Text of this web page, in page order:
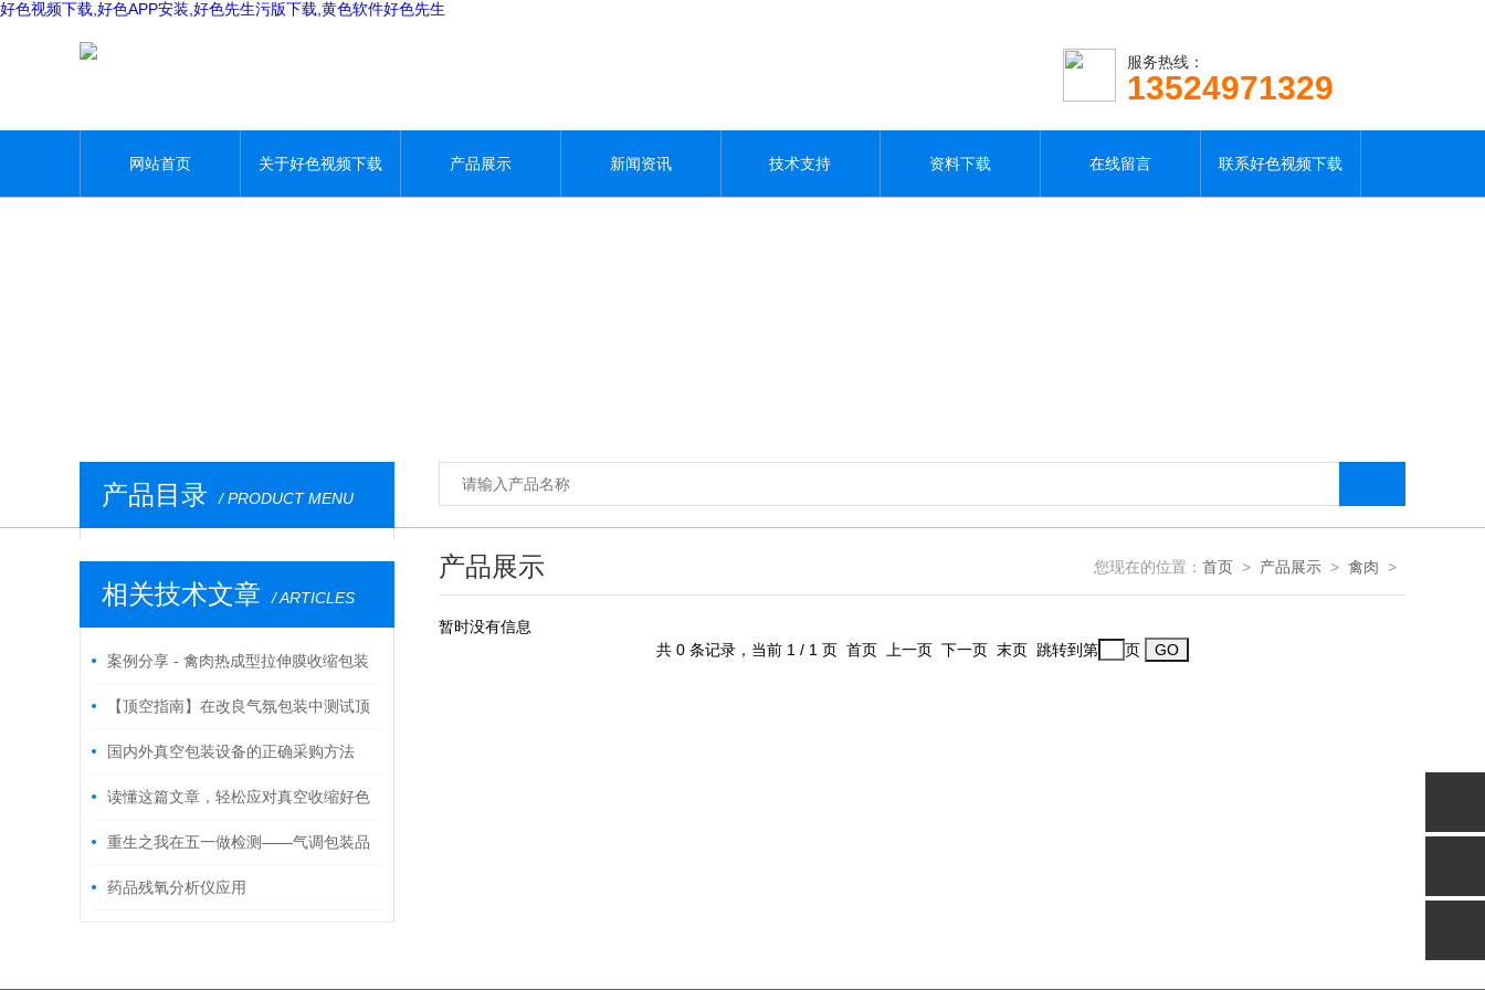
好色视频下载,好色APP安装,好色先生污版下载,黄色软件好色先生
服务热线：
13524971329
网站首页 关于好色视频下载 产品展示 新闻资讯 技术支持 资料下载 在线留言 联系好色视频下载
产品目录 / PRODUCT MENU
相关技术文章 / ARTICLES
案例分享 - 禽肉热成型拉伸膜收缩包装
解决方案
【顶空指南】在改良气氛包装中测试顶
空气体 - 好色视频下载工业智能IMachine
国内外真空包装设备的正确采购方法
读懂这篇文章，轻松应对真空收缩好色
先生污版下载常见故障
重生之我在五一做检测——气调包装品
控方案
药品残氧分析仪应用
产品展示 您现在的位置： 首页 > 产品展示 > 禽肉 >
暂时没有信息
共 0 条记录，当前 1 / 1 页 首页 上一页 下一页 末页 跳转到第
页